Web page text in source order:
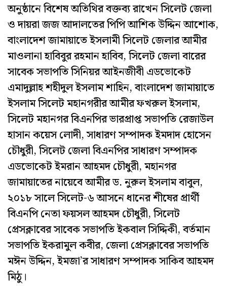
অনুষ্ঠানে বিশেষ অতিথির বক্তব্য রাখেন সিলেট জেলা
ও দায়রা জজ আদালতের পিপি আশিক উদ্দিন আশোক,
বাংলাদেশ জামায়াতে ইসলামী সিলেট জেলার আমীর
মাওলানা হাবিবুর রহমান হাবিব, সিলেট জেলা বারের
সাবেক সভাপতি সিনিয়র আইনজীবী এডভোকেট
এমাদুল্লাহ শহীদুল ইসলাম শাহিন, বাংলাদেশ জামায়াতে
ইসলাম সিলেট মহানগরীর আমীর ফখরুল ইসলাম,
সিলেট মহানগর বিএনপির ভারপ্রাপ্ত সভাপতি রেজাউল
হাসান কয়েস লোদী, সাধারণ সম্পাদক ইমদাদ হোসেন
চৌধুরী, সিলেট জেলা বিএনপির সাধারণ সম্পাদক
এডভোকেট ইমরান আহমদ চৌধুরী, মহানগর
জামায়াতের নায়েবে আমীর ড. নুরুল ইসলাম বাবুল,
২০১৮ সালে সিলেট-৬ আসনে ধানের শীষের প্রার্থী
বিএনপি নেতা ফয়সল আহমদ চৌধুরী, সিলেট
প্রেসক্লাবের সাবেক সভাপতি ইকবাল সিদ্দিকী, বর্তমান
সভাপতি ইকরামুল কবীর, জেলা প্রেসক্লাবের সভাপতি
মঈন উদ্দিন, ইমজা’র সাধারণ সম্পাদক সাকিব আহমদ
মিঠু।